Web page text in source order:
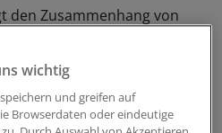
den Zusammenhang von
Empfehlungen lassen
wichtig
und greifen auf
Browserdaten oder eindeutige